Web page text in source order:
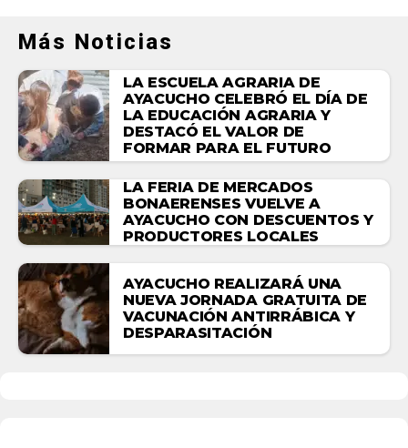
Más Noticias
LA ESCUELA AGRARIA DE
AYACUCHO CELEBRÓ EL DÍA DE
LA EDUCACIÓN AGRARIA Y
DESTACÓ EL VALOR DE
FORMAR PARA EL FUTURO
LA FERIA DE MERCADOS
BONAERENSES VUELVE A
AYACUCHO CON DESCUENTOS Y
PRODUCTORES LOCALES
AYACUCHO REALIZARÁ UNA
NUEVA JORNADA GRATUITA DE
VACUNACIÓN ANTIRRÁBICA Y
DESPARASITACIÓN